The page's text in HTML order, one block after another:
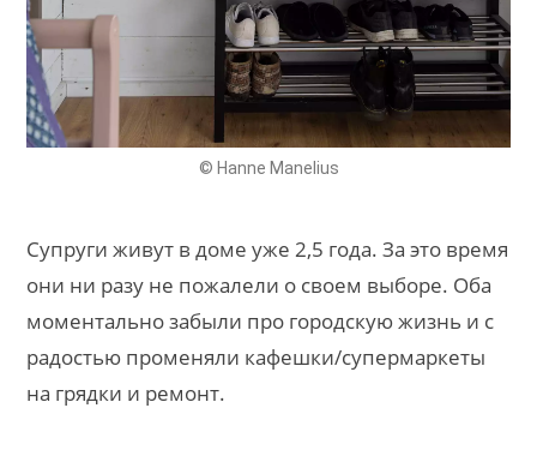
© Hanne Manelius
Супруги живут в доме уже 2,5 года. За это время
они ни разу не пожалели о своем выборе. Оба
моментально забыли про городскую жизнь и с
радостью променяли кафешки/супермаркеты
на грядки и ремонт.